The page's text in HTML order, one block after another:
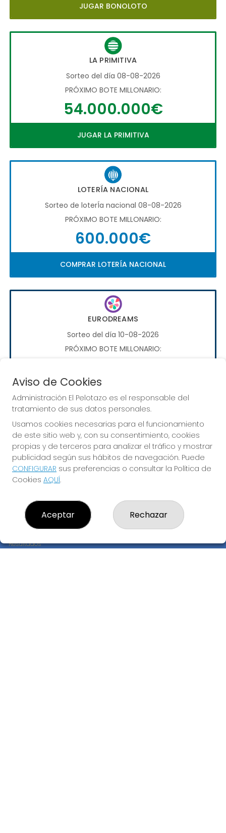
JUGAR BONOLOTO
LA PRIMITIVA
Sorteo del día 08-08-2026
PRÓXIMO BOTE MILLONARIO:
54.000.000€
JUGAR LA PRIMITIVA
LOTERÍA NACIONAL
Sorteo de loterÍa nacional 08-08-2026
PRÓXIMO BOTE MILLONARIO:
600.000€
COMPRAR LOTERÍA NACIONAL
EURODREAMS
Sorteo del día 10-08-2026
PRÓXIMO BOTE MILLONARIO:
JUGAR EURODREAMS
Imagen anterior
ADMINISTRACIÓN EL PELOTAZO
¿Quiénes somos?
Resultados
Aviso de Cookies
Administración El Pelotazo es el responsable del
tratamiento de sus datos personales.
Usamos cookies necesarias para el funcionamiento
de este sitio web y, con su consentimiento, cookies
propias y de terceros para analizar el tráfico y mostrar
publicidad según sus hábitos de navegación. Puede
CONFIGURAR sus preferencias o consultar la Política de
Cookies AQUÍ.
Aceptar Rechazar